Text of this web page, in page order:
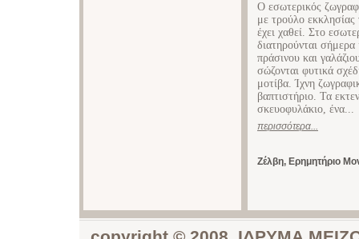
Ο εσωτερικός
με τρούλο εκκλησίας
έχει χαθεί. Στο
διατηρούνται σήμερα
πράσινου και
σώζονται φυτικά
μοτίβα. Ίχνη
βαπτιστήριο. Τα
σκευοφυλάκιο, ένα...
περισσότερα...
Ζέλβη, Ερημητήριο